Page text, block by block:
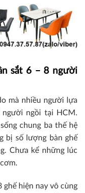
sắt 6 – 8 người
mà nhiều người lựa
ngồi tại HCM.
chung ba thế hệ
bị số lượng bàn ghế
Chưa kể những lúc
ghế hiện nay vô cùng